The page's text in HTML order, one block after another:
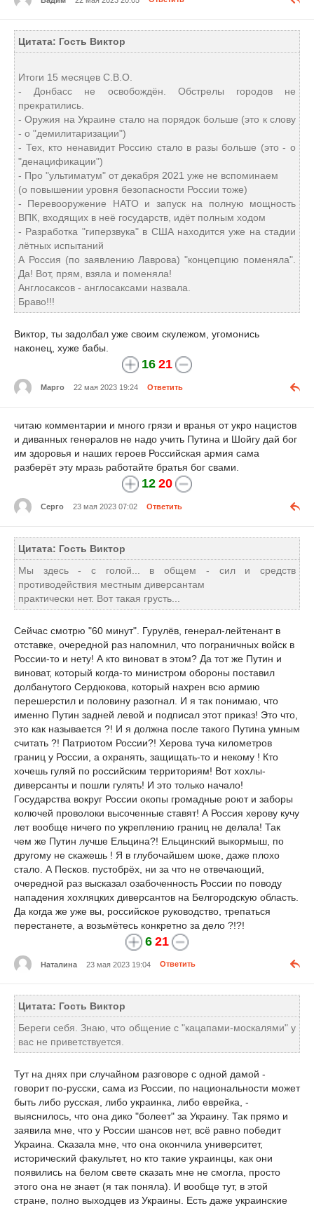
Цитата: Гость Виктор
Итоги 15 месяцев С.В.О.
- Донбасс не освобождён. Обстрелы городов не
прекратились.
- Оружия на Украине стало на порядок больше (это к слову
- о "демилитаризации")
- Тех, кто ненавидит Россию стало в разы больше (это - о
"денацификации")
- Про "ультиматум" от декабря 2021 уже не вспоминаем
(о повышении уровня безопасности России тоже)
- Перевооружение НАТО и запуск на полную мощность
ВПК, входящих в неё государств, идёт полным ходом
- Разработка "гиперзвука" в США находится уже на стадии
лётных испытаний
А Россия (по заявлению Лаврова) "концепцию поменяла".
Да! Вот, прям, взяла и поменяла!
Англосаксов - англосаксами назвала.
Браво!!!
Виктор, ты задолбал уже своим скулежом, угомонись
наконец, хуже бабы.
16 21
Марго 22 мая 2023 19:24 Ответить
читаю комментарии и много грязи и вранья от укро нацистов
и диванных генералов не надо учить Путина и Шойгу дай бог
им здоровья и наших героев Российская армия сама
разберёт эту мразь работайте братья бог свами.
12 20
Серго 23 мая 2023 07:02 Ответить
Цитата: Гость Виктор
Мы здесь - с голой... в общем - сил и средств
противодействия местным диверсантам
практически нет. Вот такая грусть...
Сейчас смотрю "60 минут". Гурулёв, генерал-лейтенант в
отставке, очередной раз напомнил, что пограничных войск в
России-то и нету! А кто виноват в этом? Да тот же Путин и
виноват, который когда-то министром обороны поставил
долбанутого Сердюкова, который нахрен всю армию
перешерстил и половину разогнал. И я так понимаю, что
именно Путин задней левой и подписал этот приказ! Это что,
это как называется ?! И я должна после такого Путина умным
считать ?! Патриотом России?! Херова туча километров
границ у России, а охранять, защищать-то и некому ! Кто
хочешь гуляй по российским территориям! Вот хохлы-
диверсанты и пошли гулять! И это только начало!
Государства вокруг России окопы громадные роют и заборы
колючей проволоки высоченные ставят! А Россия херову кучу
лет вообще ничего по укреплению границ не делала! Так
чем же Путин лучше Ельцина?! Ельцинский выкормыш, по
другому не скажешь ! Я в глубочайшем шоке, даже плохо
стало. А Песков. пустобрёх, ни за что не отвечающий,
очередной раз высказал озабоченность России по поводу
нападения хохляцких диверсантов на Белгородскую область.
Да когда же уже вы, российское руководство, трепаться
перестанете, а возьмётесь конкретно за дело ?!?!
6 21
Наталина 23 мая 2023 19:04 Ответить
Цитата: Гость Виктор
Береги себя. Знаю, что общение с "кацапами-москалями" у
вас не приветствуется.
Тут на днях при случайном разговоре с одной дамой -
говорит по-русски, сама из России, по национальности может
быть либо русская, либо украинка, либо еврейка, -
выяснилось, что она дико "болеет" за Украину. Так прямо и
заявила мне, что у России шансов нет, всё равно победит
Украина. Сказала мне, что она окончила университет,
исторический факультет, но кто такие украинцы, как они
появились на белом свете сказать мне не смогла, просто
этого она не знает (я так поняла). И вообще тут, в этой
стране, полно выходцев из Украины. Есть даже украинские